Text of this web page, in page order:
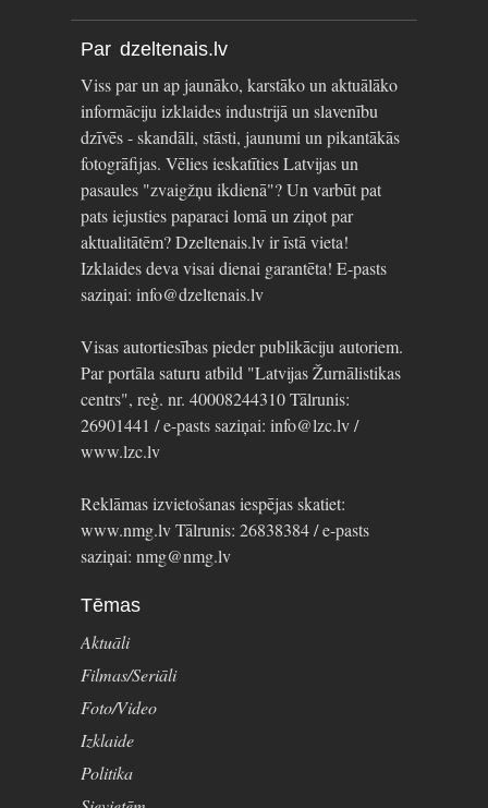
Par dzeltenais.lv
Viss par un ap jaunāko, karstāko un aktuālāko
informāciju izklaides industrijā un slavenību
dzīvēs - skandāli, stāsti, jaunumi un pikantākās
fotogrāfijas. Vēlies ieskatīties Latvijas un
pasaules "zvaigžņu ikdienā"? Un varbūt pat
pats iejusties paparaci lomā un ziņot par
aktualitātēm? Dzeltenais.lv ir īstā vieta!
Izklaides deva visai dienai garantēta! E-pasts
saziņai: info@dzeltenais.lv
Visas autortiesības pieder publikāciju autoriem.
Par portāla saturu atbild "Latvijas Žurnālistikas
centrs", reģ. nr. 40008244310 Tālrunis:
26901441 / e-pasts saziņai: info@lzc.lv /
www.lzc.lv
Reklāmas izvietošanas iespējas skatiet:
www.nmg.lv Tālrunis: 26838384 / e-pasts
saziņai: nmg@nmg.lv
Tēmas
Aktuāli
Filmas/Seriāli
Foto/Video
Izklaide
Politika